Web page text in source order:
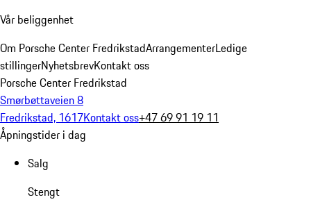
Vår beliggenhet
Om Porsche Center FredrikstadArrangementerLedige
stillingerNyhetsbrevKontakt oss
Porsche Center Fredrikstad
Smørbøttaveien 8
Fredrikstad, 1617Kontakt oss+47 69 91 19 11
Åpningstider i dag
Salg
Stengt